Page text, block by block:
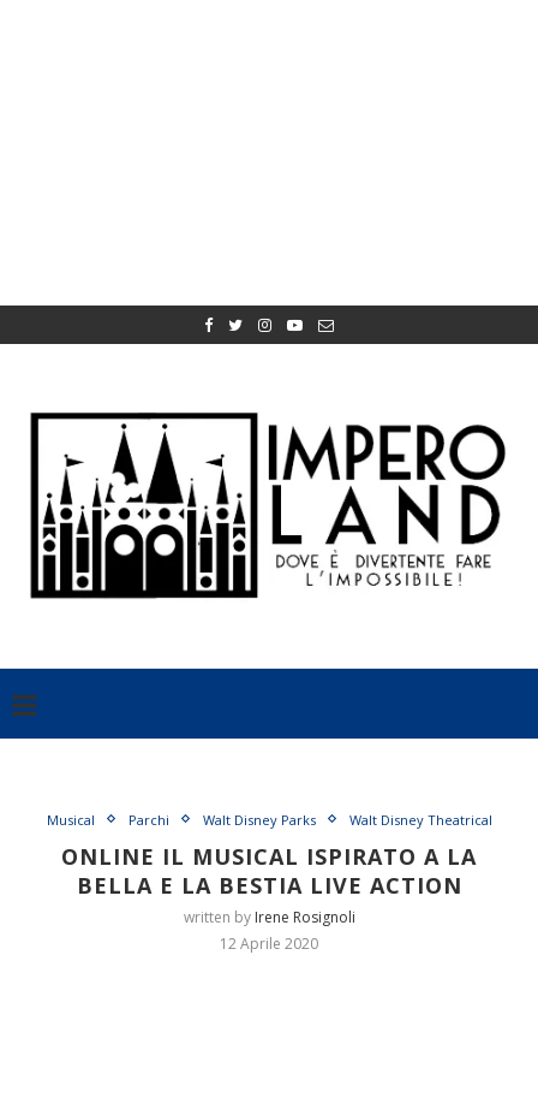
Musical Parchi Walt Disney Parks Walt Disney Theatrical
ONLINE IL MUSICAL ISPIRATO A LA
BELLA E LA BESTIA LIVE ACTION
written by Irene Rosignoli
12 Aprile 2020